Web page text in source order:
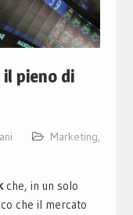
pieno di
Marketing,
che, in un solo
che il mercato